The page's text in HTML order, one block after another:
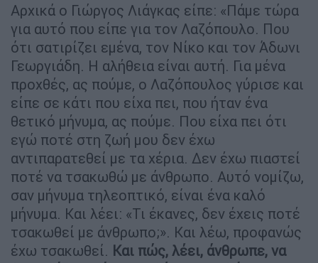
Αρχικά ο Γιώργος Λιάγκας είπε: «Πάμε τώρα
για αυτό που είπε για τον Λαζόπουλο. Που
ότι σατιρίζει εμένα, τον Νίκο και τον Άδωνι
Γεωργιάδη. Η αλήθεια είναι αυτή. Για μένα
προχθές, ας πούμε, ο Λαζόπουλος γύρισε και
είπε σε κάτι που είχα πει, που ήταν ένα
θετικό μήνυμα, ας πούμε. Που είχα πει ότι
εγώ ποτέ στη ζωή μου δεν έχω
αντιπαρατεθεί με τα χέρια. Δεν έχω πιαστεί
ποτέ να τσακωθώ με άνθρωπο. Αυτό νομίζω,
σαν μήνυμα τηλεοπτικό, είναι ένα καλό
μήνυμα. Και λέει: «Τι έκανες, δεν έχεις ποτέ
τσακωθεί με άνθρωπο;». Και λέω, προφανώς
έχω τσακωθεί. Και πώς, λέει, άνθρωπε, να